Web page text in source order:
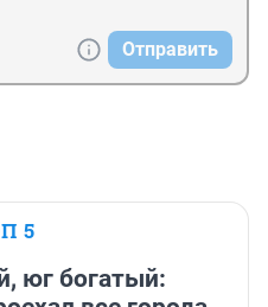
Отправить
5
юг богатый: